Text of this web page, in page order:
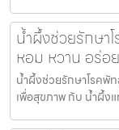
น้ำผึ้งช่วยรักษา
หอม หวาน อร่อ
น้ำผึ้งช่วยรักษาโรคพั
เพื่อสุขภาพ กับ น้ำผึ้ง